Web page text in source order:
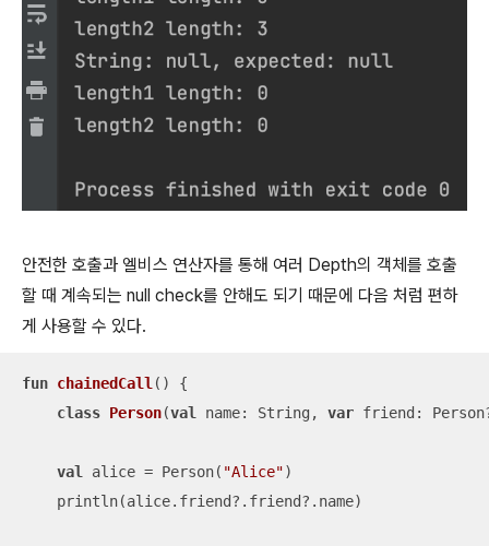
안전한 호출과 엘비스 연산자를 통해 여러 Depth의 객체를 호출
할 때 계속되는 null check를 안해도 되기 때문에 다음 처럼 편하
게 사용할 수 있다.
fun chainedCall ()
{
class Person(val name: String, var friend:
val alice = Person( "Alice")
    println(alice.friend?.friend?.name)